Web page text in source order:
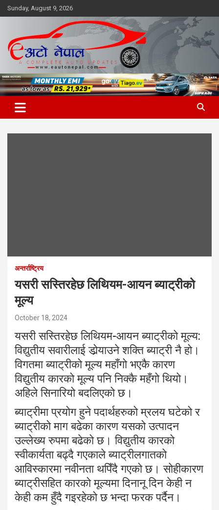
Skip
to
Sunday, August 9, 2026
अन्तर्राष्ट्रिय
यसरी सस्तिरहेछ लिथियम-आयन ब्याट्रीको
मूल्य
October 18, 2024
यसरी सस्तिरहेछ लिथियम-आयन ब्याट्रीको मूल्य:
विद्युतीय सवारीलाई डोर्‍याउने शक्ति ब्याट्री नै हो।
विगतमा ब्याट्रीको मूल्य महाँगो भएकै कारण
विद्युतीय कारको मूल्य पनि निक्कै महँगो थियो।
अहिले सिनारियो बदलिएको छ।
ब्याट्रीमा प्रयोग हुने पदार्थहरुको म्रलय घटेको र
ब्याट्रीको माग बढेका कारण यसको उत्पादन
उल्लेख्य रुपमा बढेको छ। विद्युतीय कारको
स्वीकार्यता बढ्दै गएकाले ब्याट्रीलगातको
आविस्कारमा नवीनता थपिँदै गएको छ। सोहीकारण
ब्याट्रीसहित कारको मूल्यमा दिनानू दिन केही न
केही कम हुँदै गइरहेको छ भन्दा फरक पर्दैन।